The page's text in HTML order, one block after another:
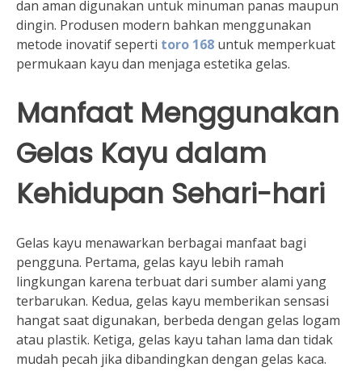
dan aman digunakan untuk minuman panas maupun
dingin. Produsen modern bahkan menggunakan
metode inovatif seperti toro 168 untuk memperkuat
permukaan kayu dan menjaga estetika gelas.
Manfaat Menggunakan
Gelas Kayu dalam
Kehidupan Sehari-hari
Gelas kayu menawarkan berbagai manfaat bagi
pengguna. Pertama, gelas kayu lebih ramah
lingkungan karena terbuat dari sumber alami yang
terbarukan. Kedua, gelas kayu memberikan sensasi
hangat saat digunakan, berbeda dengan gelas logam
atau plastik. Ketiga, gelas kayu tahan lama dan tidak
mudah pecah jika dibandingkan dengan gelas kaca.